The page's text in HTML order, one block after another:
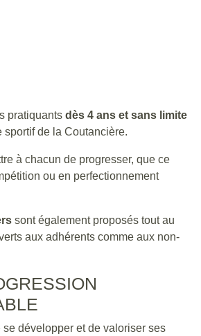
pratiquants dès 4 ans et sans limite
sportif de la Coutancière.
à chacun de progresser, que ce
ou en perfectionnement
sont également proposés tout au
aux adhérents comme aux non-
se développer et de valoriser ses